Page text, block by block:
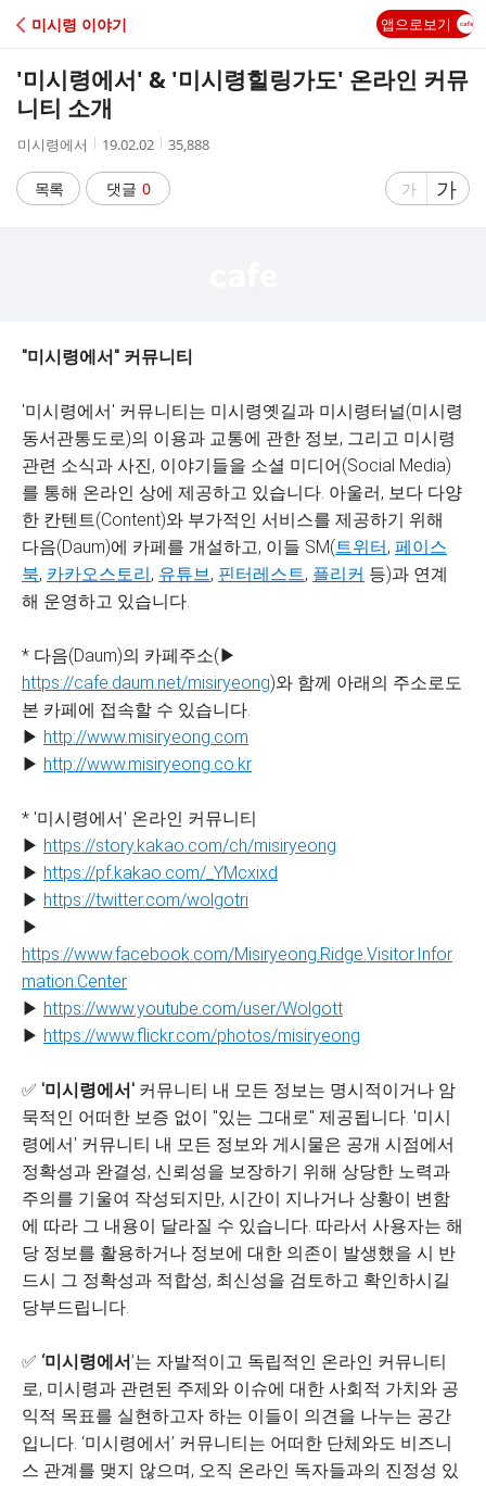
C
A
미시령 이야기 앱으로보기
'미시령에서' & '미시령힐링가도' 온라인 커뮤
니티 소개
작
자
미시령에서
작
시
간
19.02.02
조
수
35,888
목록 댓글 0
글
가
글
자
가
"미시령에서" 커뮤니티
'미시령에서' 커뮤니티는 미시령옛길과 미시령터널(미시령
동서관통도로)의 이용과 교통에 관한 정보, 그리고 미시령
관련 소식과 사진, 이야기들을 소셜 미디어(Social Media)
를 통해 온라인 상에 제공하고 있습니다. 아울러, 보다 다양
한 칸텐트(Content)와 부가적인 서비스를 제공하기 위해
다음(Daum)에 카페를 개설하고, 이들 SM(트위터, 페이스
북, 카카오스토리, 유튜브, 핀터레스트, 플리커 등)과 연계
해 운영하고 있습니다.
* 다음(Daum)의 카페주소(▶
https://cafe.daum.net/misiryeong)와 함께 아래의 주소로도
본 카페에 접속할 수 있습니다.
▶ http://www.misiryeong.com
▶ http://www.misiryeong.co.kr
* '미시령에서' 온라인 커뮤니티
▶ https://story.kakao.com/ch/misiryeong
▶ https://pf.kakao.com/_YMcxixd
▶ https://twitter.com/wolgotri
▶
https://www.facebook.com/Misiryeong.Ridge.Visitor.Infor
mation.Center
▶ https://www.youtube.com/user/Wolgott
▶ https://www.flickr.com/photos/misiryeong
✅ '미시령에서' 커뮤니티 내 모든 정보는 명시적이거나 암
묵적인 어떠한 보증 없이 "있는 그대로" 제공됩니다. '미시
령에서' 커뮤니티 내 모든 정보와 게시물은 공개 시점에서
정확성과 완결성, 신뢰성을 보장하기 위해 상당한 노력과
주의를 기울여 작성되지만, 시간이 지나거나 상황이 변함
에 따라 그 내용이 달라질 수 있습니다. 따라서 사용자는 해
당 정보를 활용하거나 정보에 대한 의존이 발생했을 시 반
드시 그 정확성과 적합성, 최신성을 검토하고 확인하시길
당부드립니다.
✅ ‘미시령에서’는 자발적이고 독립적인 온라인 커뮤니티
로, 미시령과 관련된 주제와 이슈에 대한 사회적 가치와 공
익적 목표를 실현하고자 하는 이들이 의견을 나누는 공간
입니다. ‘미시령에서’ 커뮤니티는 어떠한 단체와도 비즈니
스 관계를 맺지 않으며, 오직 온라인 독자들과의 진정성 있